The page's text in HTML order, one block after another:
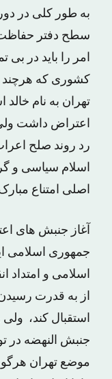
به طور کلی در
سطح دفتر حفاظت
امر را باید در
کشوری که هرچند
تهران به نام
اعتراض داشت
رد روند صلح
اسلام سیاسی و
اصلی امتناع
آغاز جنبش های
جمهوری اسلامی
از به قدرت
استقبال کند،
جنبش النهضه در
موضع تهران